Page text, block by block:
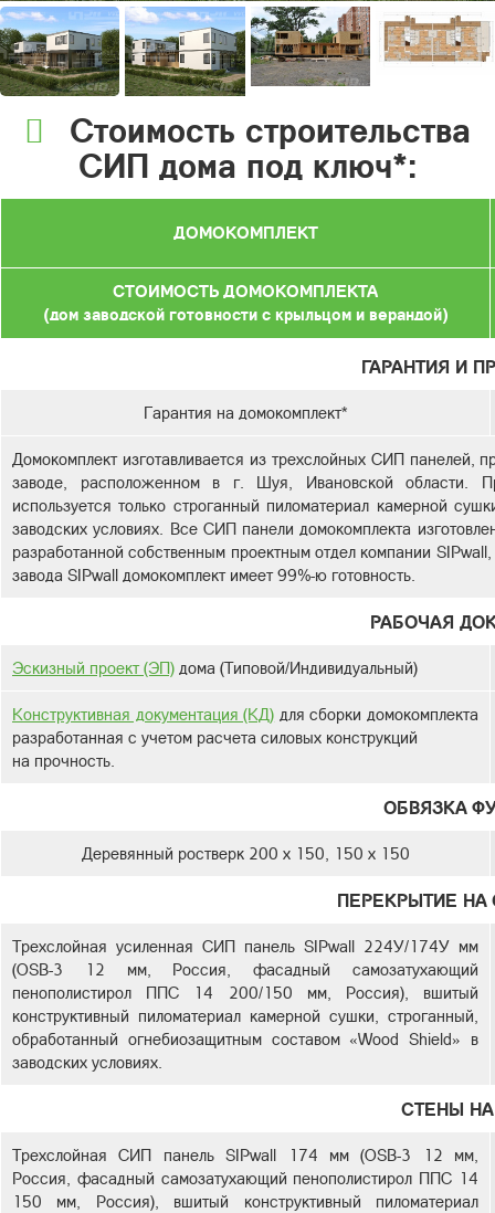
Стоимость строительства
СИП дома под ключ*:
ДОМОКОМПЛЕКТ
СТОИМОСТЬ ДОМОКОМПЛЕКТА
(дом заводской готовности с крыльцом и верандой)
ГАРАНТИЯ И
Гарантия на домокомплект*
Домокомплект изготавливается из трехслойных СИП
заводе, расположенном в г. Шуя, Ивановской области.
используется только строганный пиломатериал камерной
заводских условиях. Все СИП панели домокомплекта
разработанной собственным проектным отдел компании
завода SIPwall домокомплект имеет 99%-ю готовность.
РАБОЧАЯ
Эскизный проект (ЭП) дома (Типовой/Индивидуальный)
Конструктивная документация (КД) для сборки домокомплекта
разработанная с учетом расчета силовых конструкций
на прочность.
ОБВЯЗКА
Деревянный ростверк 200 х 150, 150 х 150
ПЕРЕКРЫТИЕ НА
Трехслойная усиленная СИП панель SIPwall 224У/174У мм
(OSB-3 12 мм, Россия, фасадный самозатухающий
пенополистирол ППС 14 200/150 мм, Россия), вшитый
конструктивный пиломатериал камерной сушки, строганный,
обработанный огнебиозащитным составом «Wood Shield» в
заводских условиях.
СТЕНЫ
Трехслойная СИП панель SIPwall 174 мм (OSB-3 12 мм,
Россия, фасадный самозатухающий пенополистирол ППС 14
150 мм, Россия), вшитый конструктивный пиломатериал